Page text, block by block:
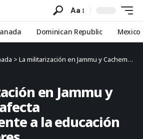
Aa
Dominican Republic Mexico
> La militarización en Jammu y Cachemira afecta negativamente a la educación de las mujeres
en Jammu y
a la educación